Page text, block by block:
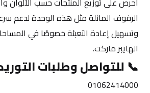
الهايبر ماركت.
📞 للتواصل وطلبات
01062414000